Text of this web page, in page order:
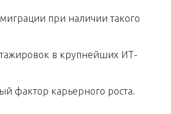
при наличии такого
в крупнейших ИТ-
фактор карьерного роста.